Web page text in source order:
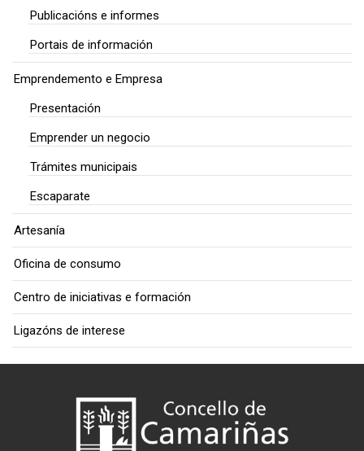
Publicacións e informes
Portais de información
Emprendemento e Empresa
Presentación
Emprender un negocio
Trámites municipais
Escaparate
Artesanía
Oficina de consumo
Centro de iniciativas e formación
Ligazóns de interese